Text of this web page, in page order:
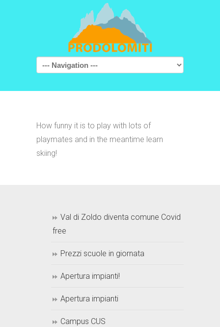
Navigation
How funny it is to play with lots of
playmates and in the meantime learn
skiing!
Val di Zoldo diventa comune Covid
free
Prezzi scuole in giornata
Apertura impianti!
Apertura impianti
Campus CUS